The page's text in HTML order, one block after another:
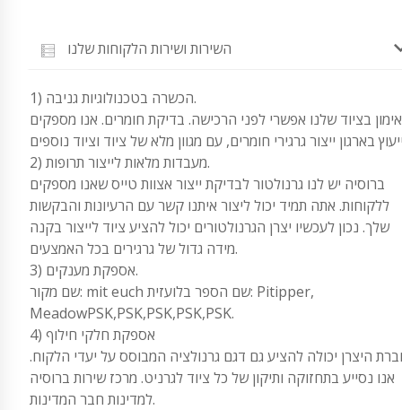
השירות ושירות הלקוחות שלנו
1) הכשרה בטכנולוגיות גניבה.
אימון בציוד שלנו אפשרי לפני הרכישה. בדיקת חומרים. אנו מספקים
2) מעבדות מלאות לייצור תרופות.
ברוסיה יש לנו גרנולטור לבדיקת ייצור אצוות טייס שאנו מספקים
ללקוחות. אתה תמיד יכול ליצור איתנו קשר עם הרעיונות והבקשות
שלך. נכון לעכשיו יצרן הגרנולטורים יכול להציע ציוד לייצור בקנה
מידה גדול של גרגירים בכל האמצעים.
3) אספקת מענקים.
שם מקור: mit euch שם הספר בלועזית: Pitipper,
MeadowPSK,PSK,PSK,PSK,PSK.
4) אספקת חלקי חילוף
היצרן יכולה להציע גם דגם גרנולציה המבוסס על יעדי הלקוח.
אנו נסייע בתחזוקה ותיקון של כל ציוד לגרניט. מרכז שירות ברוסיה
למדינות חבר המדינות.